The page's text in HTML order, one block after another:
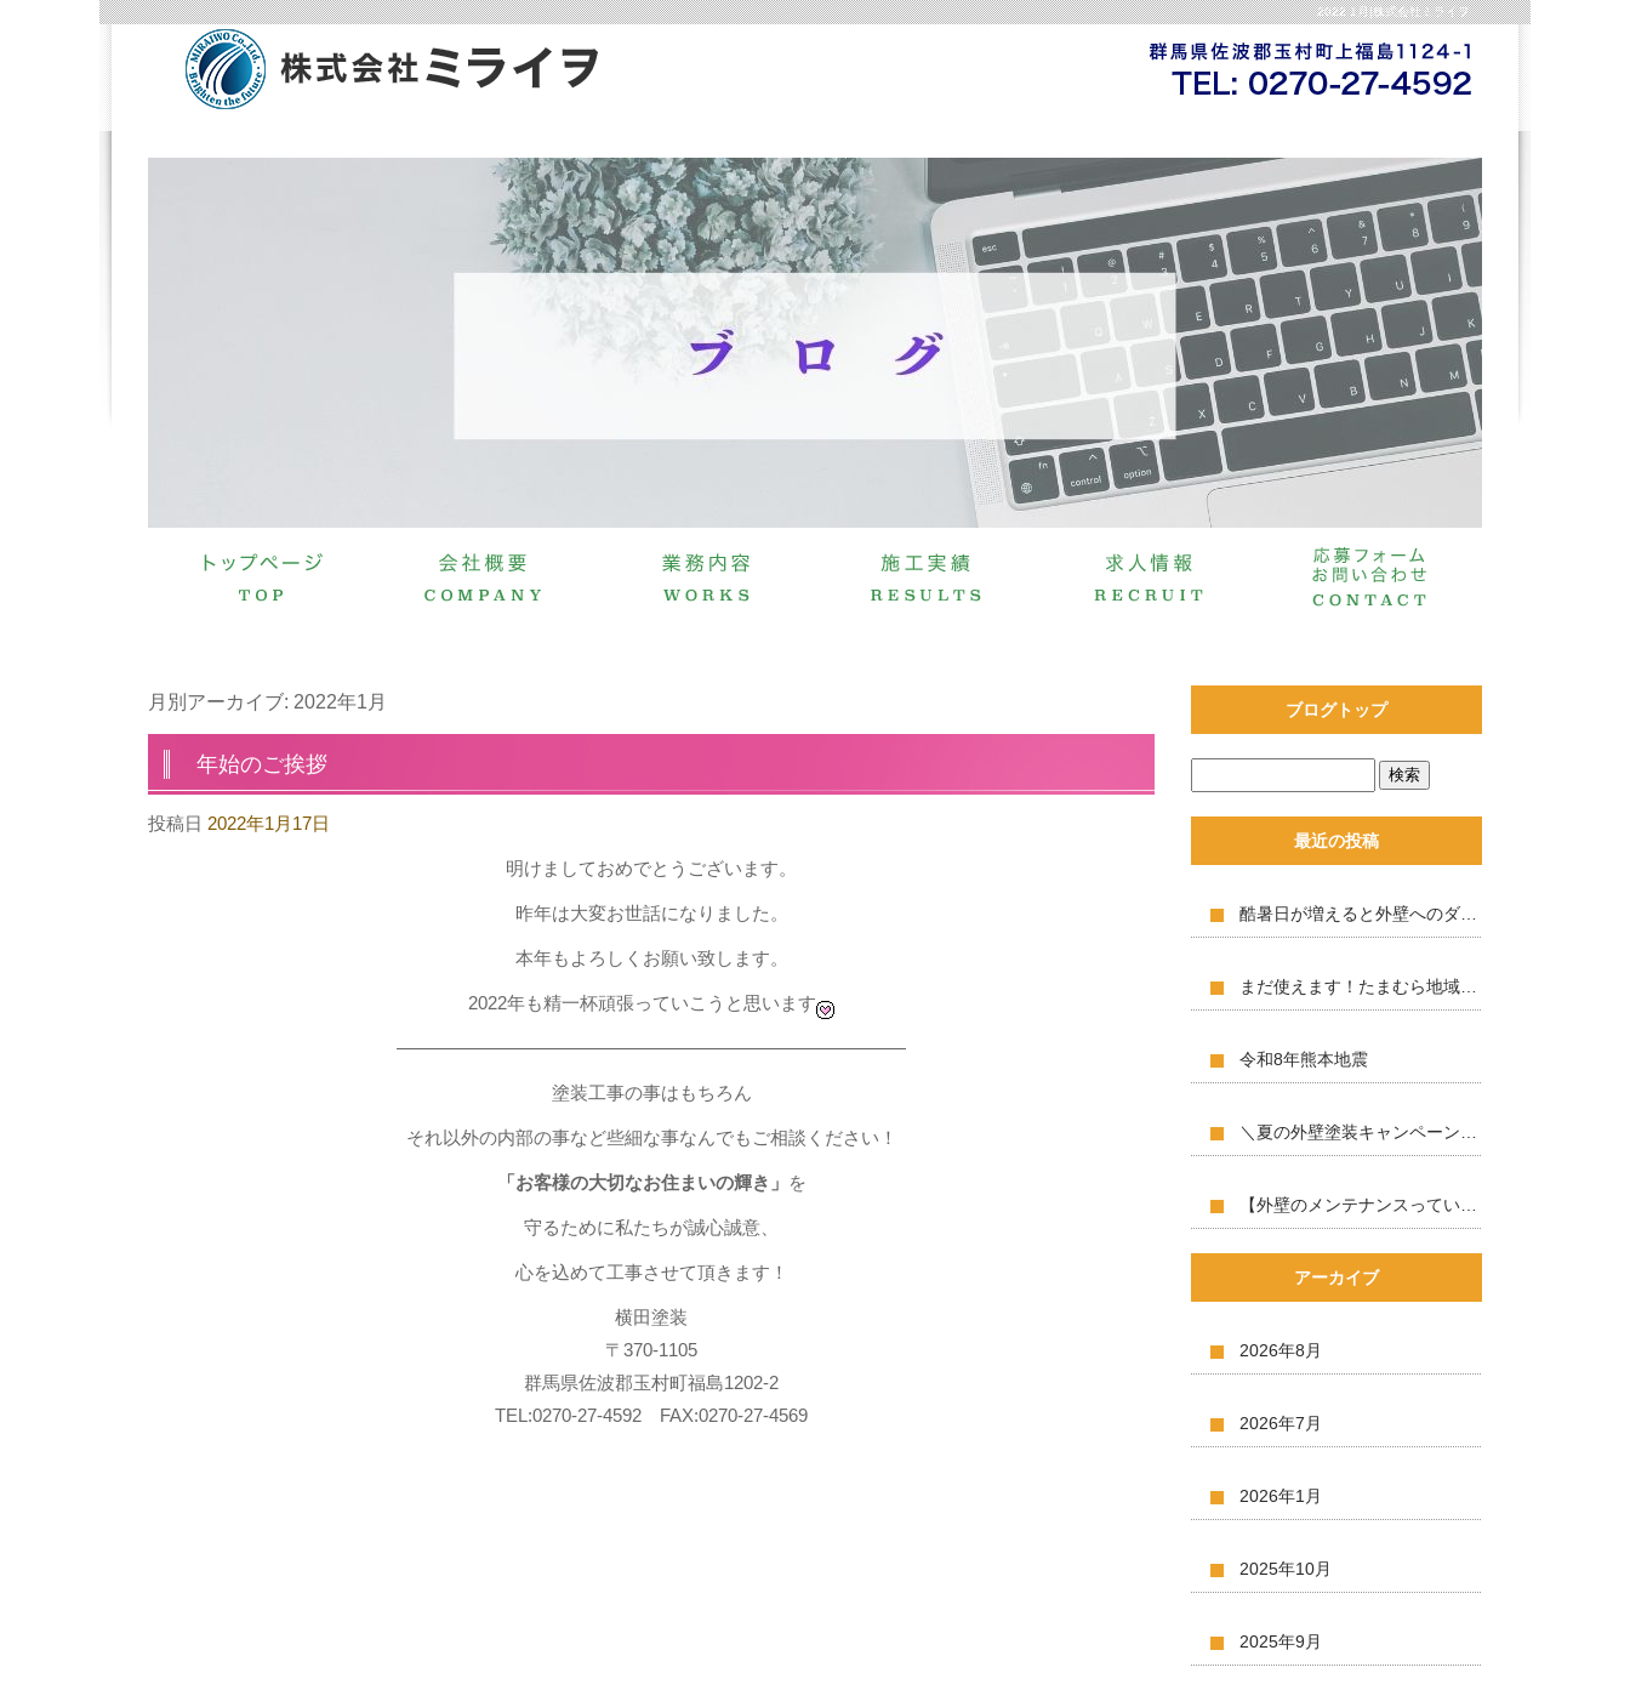
2022 1月|株式会社ミライヲ
月別アーカイブ: 2022年1月
年始のご挨拶
投稿日 2022年1月17日
明けましておめでとうございます。
昨年は大変お世話になりました。
本年もよろしくお願い致します。
2022年も精一杯頑張っていこうと思います
――――――――――――――――――――――――――――
塗装工事の事はもちろん
それ以外の内部の事など些細な事なんでもご相談ください！
「お客様の大切なお住まいの輝き」 を
守るために私たちが誠心誠意、
心を込めて工事させて頂きます！
横田塗装
〒370-1105
群馬県佐波郡玉村町福島1202-2
TEL:0270-27-4592 FAX:0270-27-4569
ブログトップ
最近の投稿
令和8年熊本地震
アーカイブ
2026年8月
2026年7月
2026年1月
2025年10月
2025年9月